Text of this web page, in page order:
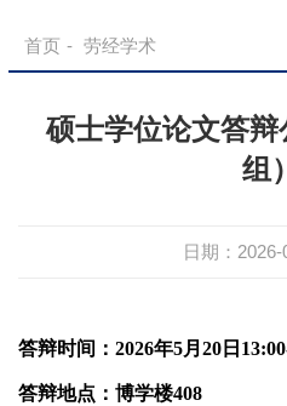
首页 - 劳经学术
硕士学位论文答
组）
日期：2026-
答辩时间：2026年5月20日
答辩地点：博学楼408